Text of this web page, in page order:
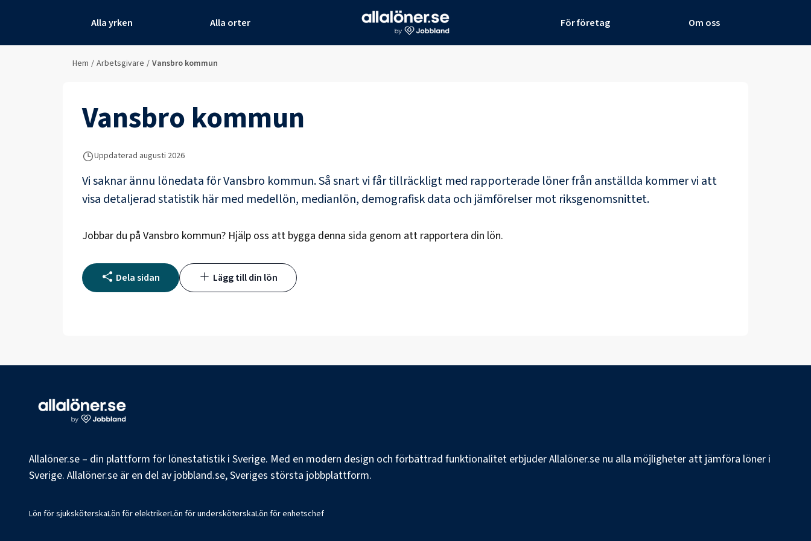
Alla yrken Alla orter För företag Om oss
Hem / Arbetsgivare / Vansbro kommun
Vansbro kommun
Uppdaterad augusti 2026
Vi saknar ännu lönedata förVansbro kommun. Så snart vi får tillräckligt med rapporterade löner från anställda kommer vi att
visa detaljerad statistik här med medellön, medianlön, demografisk data och jämförelser mot riksgenomsnittet.
Jobbar du på Vansbro kommun? Hjälp oss att bygga denna sida genom att rapportera din lön.
Dela sidan Lägg till din lön
Allalöner.se – din plattform för lönestatistik i Sverige. Med en modern design och förbättrad funktionalitet erbjuder Allalöner.se nu alla möjligheter att jämföra löner i
Sverige. Allalöner.se är en del av jobbland.se, Sveriges största jobbplattform.
Lön för sjuksköterskaLön för elektrikerLön för undersköterskaLön för enhetschef